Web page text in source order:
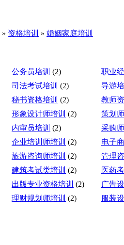
» 资格培训 » 婚姻家庭培训
公务员培训 (2)
职业
司法考试培训 (2)
导游
秘书资格培训 (2)
教师
形象设计师培训 (2)
策划
内审员培训 (2)
采购
企业培训师培训 (2)
电子
旅游咨询师培训 (2)
管理
建筑考试类培训 (2)
医药
出版专业资格培训 (2)
广告
理财规划师培训 (2)
服装